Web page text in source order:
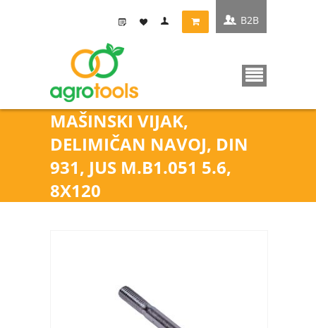
MAŠINSKI VIJAK,
DELIMIČAN NAVOJ, DIN
931, JUS M.B1.051 5.6,
8X120
B2B